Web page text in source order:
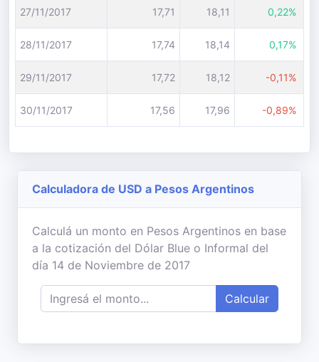
27/11/2017 17,71 18,11 0,22%
28/11/2017 17,74 18,14 0,17%
29/11/2017 17,72 18,12 -0,11%
30/11/2017 17,56 17,96 -0,89%
Calculadora de USD a Pesos Argentinos
Calculá un monto en Pesos Argentinos en base
a la cotización del Dólar Blue o Informal del
día 14 de Noviembre de 2017
Calcular